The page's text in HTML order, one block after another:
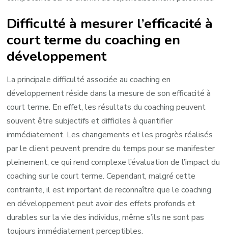
Difficulté à mesurer l’efficacité à
court terme du coaching en
développement
La principale difficulté associée au coaching en
développement réside dans la mesure de son efficacité à
court terme. En effet, les résultats du coaching peuvent
souvent être subjectifs et difficiles à quantifier
immédiatement. Les changements et les progrès réalisés
par le client peuvent prendre du temps pour se manifester
pleinement, ce qui rend complexe l’évaluation de l’impact du
coaching sur le court terme. Cependant, malgré cette
contrainte, il est important de reconnaître que le coaching
en développement peut avoir des effets profonds et
durables sur la vie des individus, même s’ils ne sont pas
toujours immédiatement perceptibles.